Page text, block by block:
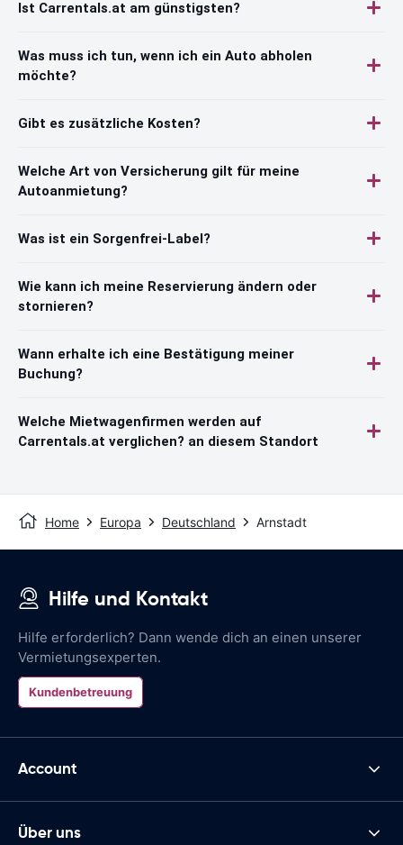
Ist Carrentals.at am günstigsten?
Was muss ich tun, wenn ich ein Auto abholen
möchte?
Gibt es zusätzliche Kosten?
Welche Art von Versicherung gilt für meine
Autoanmietung?
Was ist ein Sorgenfrei-Label?
Wie kann ich meine Reservierung ändern oder
stornieren?
Wann erhalte ich eine Bestätigung meiner
Buchung?
Welche Mietwagenfirmen werden auf
Carrentals.at verglichen? an diesem Standort
Home Europa Deutschland Arnstadt
Hilfe und Kontakt
Hilfe erforderlich? Dann wende dich an einen unserer
Vermietungsexperten.
Kundenbetreuung
Account
Über uns